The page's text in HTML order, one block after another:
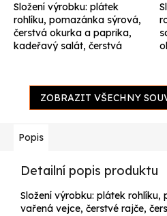
Složení výrobku: plátek
rohlíku, pomazánka sýrová,
čerstvá okurka a paprika,
kadeřavý salát, čerstvá
ZOBRAZIT VŠECHNY
Popis
Detailní popis produktu
Složení výrobku: plátek rohlíku,
vařená vejce, čerstvé rajče,